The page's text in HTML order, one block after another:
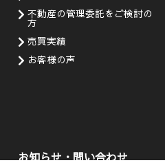
不動産の管理委託をご検討の
方
売買実績
お客様の声
お知らせ・問い合わせ